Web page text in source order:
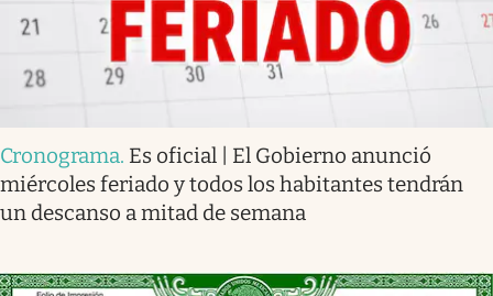
Cronograma. Es oficial | El Gobierno anunció
miércoles feriado y todos los habitantes tendrán
un descanso a mitad de semana